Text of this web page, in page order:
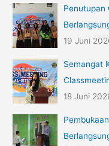
Penutupan
19 Juni
Semangat
18 Juni